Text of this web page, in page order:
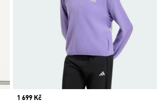
Price
1 699 Kč